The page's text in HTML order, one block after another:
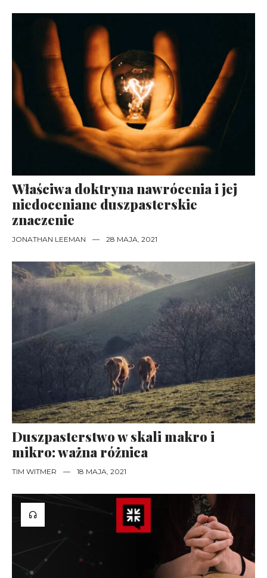
Właściwa doktryna nawrócenia i jej
niedoceniane duszpasterskie
znaczenie
JONATHAN LEEMAN — 28 MAJA, 2021
Duszpasterstwo w skali makro i
mikro: ważna różnica
TIM WITMER — 18 MAJA, 2021